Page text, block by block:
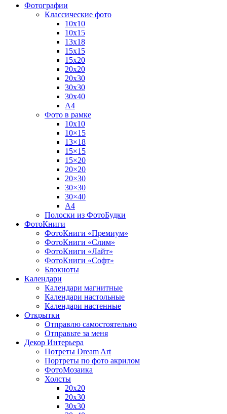
Фотографии
Классические фото
10х10
10х15
13х18
15х15
15х20
20х20
20х30
30х30
30х40
А4
Фото в рамке
10х10
10×15
13×18
15×15
15×20
20×20
20×30
30×30
30×40
A4
Полоски из ФотоБудки
ФотоКниги
ФотоКниги «Премиум»
ФотоКниги «Слим»
ФотоКниги «Лайт»
ФотоКниги «Софт»
Блокноты
Календари
Календари магнитные
Календари настольные
Календари настенные
Открытки
Отправлю самостоятельно
Отправьте за меня
Декор Интерьера
Потреты Dream Art
Портреты по фото акрилом
ФотоМозаика
Холсты
20х20
20х30
30х30